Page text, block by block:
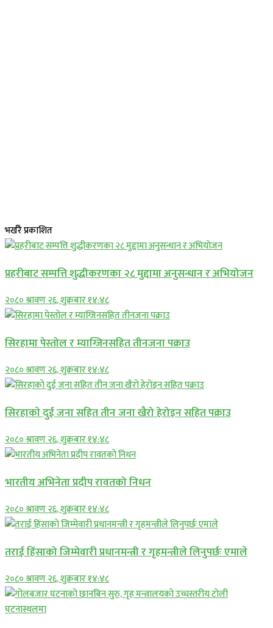
भर्खरै प्रकाशित
प्रहरीबाट सम्पत्ति शुद्धीकरणका २८ मुद्दामा अनुसन्धान र अभियोजन
२०८० श्रावण २६, शुक्रबार १४:४८
सिरहामा पेस्तोल र म्याग्जिनसहित तीनजना पक्राउ
२०८० श्रावण २६, शुक्रबार १४:४८
सिरहाकाे दुई जना सहित तीन जना खैरो हेरोइन सहित पक्राउ
२०८० श्रावण २६, शुक्रबार १४:४८
भारतीय अभिनेता प्रदीप रावतको निधन
२०८० श्रावण २६, शुक्रबार १४:४८
तराई हिंसाको जिम्मेवारी प्रधानमन्त्री र गृहमन्त्रीले लिनुपर्छः एमाले
२०८० श्रावण २६, शुक्रबार १४:४८